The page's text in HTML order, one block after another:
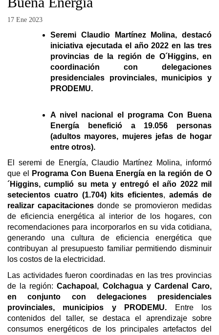
17 Ene 2023
Seremi Claudio Martínez Molina, destacó
iniciativa ejecutada el año 2022 en las tres
provincias de la región de O´Higgins, en
coordinación con delegaciones
presidenciales provinciales, municipios y
PRODEMU.
A nivel nacional el programa Con Buena
Energía benefició a 19.056 personas
(adultos mayores, mujeres jefas de hogar
entre otros).
El seremi de Energía, Claudio Martínez Molina, informó
que el
Programa Con Buena Energía en la región de O
´Higgins, cumplió su meta y entregó el año 2022 mil
setecientos cuatro (1.704) kits eficientes, además de
realizar capacitaciones donde se promovieron medidas
de eficiencia energética al interior de los hogares, con
recomendaciones para incorporarlos en su vida cotidiana,
generando una cultura de eficiencia energética que
contribuyan al presupuesto familiar permitiendo disminuir
los costos de la electricidad.
Las actividades fueron coordinadas en las tres provincias
de la región:Cachapoal, Colchagua y Cardenal Caro,
en conjunto con delegaciones presidenciales
provinciales, municipios y PRODEMU. Entre los
contenidos del taller, se destaca el aprendizaje sobre
consumos energéticos de los principales artefactos del